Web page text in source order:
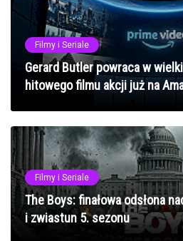
Filmy i Seriale
Gerard Butler powraca w
hitowego filmu akcji już na
Filmy i Seriale
The Boys: finałowa odsłona
i zwiastun 5. sezonu